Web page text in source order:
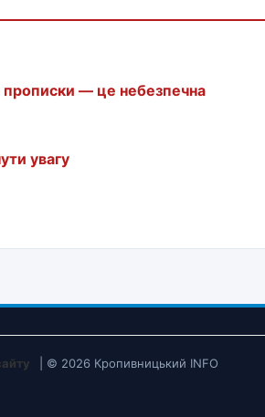
прописки — це небезпечна
увагу
| © 2026 Кропивницький INFO